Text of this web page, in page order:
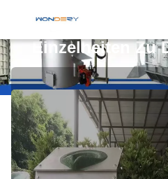
Einzelheiten Zu